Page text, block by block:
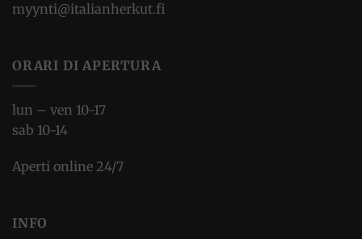
myynti@italianherkut.fi
ORARI DI APERTURA
lun – ven 10-17
sab 10-14
Aperti online 24/7
INFO